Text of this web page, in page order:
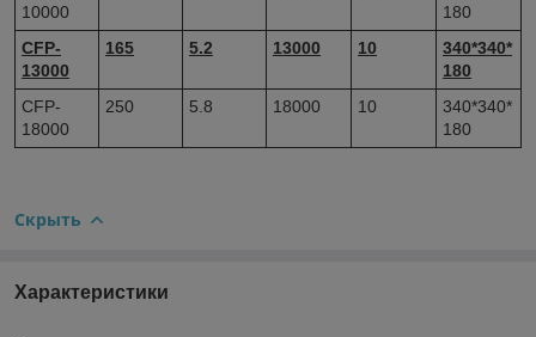
10000
180
CFP-
13000
165 5.2 13000 10
340*340*
180
CFP-
18000
250 5.8 18000 10
340*340*
180
Скрыть
Характеристики